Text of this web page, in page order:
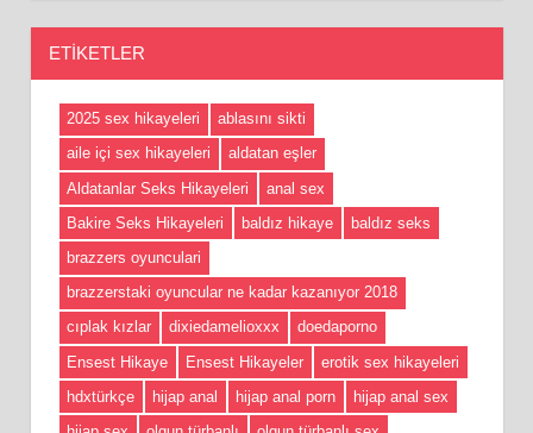
ETIKETLER
2025 sex hikayeleri
ablasını sikti
aile içi sex hikayeleri
aldatan eşler
Aldatanlar Seks Hikayeleri
anal sex
Bakire Seks Hikayeleri
baldız hikaye
baldız seks
brazzers oyunculari
brazzerstaki oyuncular ne kadar kazanıyor 2018
cıplak kızlar
dixiedamelioxxx
doedaporno
Ensest Hikaye
Ensest Hikayeler
erotik sex hikayeleri
hdxtürkçe
hijap anal hijap anal porn
hijap anal sex